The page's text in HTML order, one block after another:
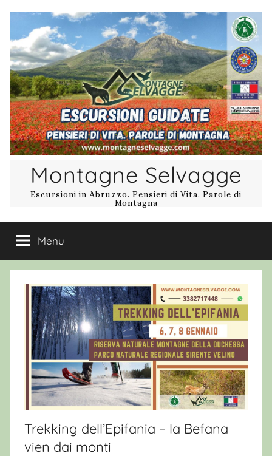
contenuto
Montagne Selvagge
Escursioni in Abruzzo. Pensieri di Vita. Parole di
Montagna
Menu
Trekking dell’Epifania – la Befana
vien dai monti